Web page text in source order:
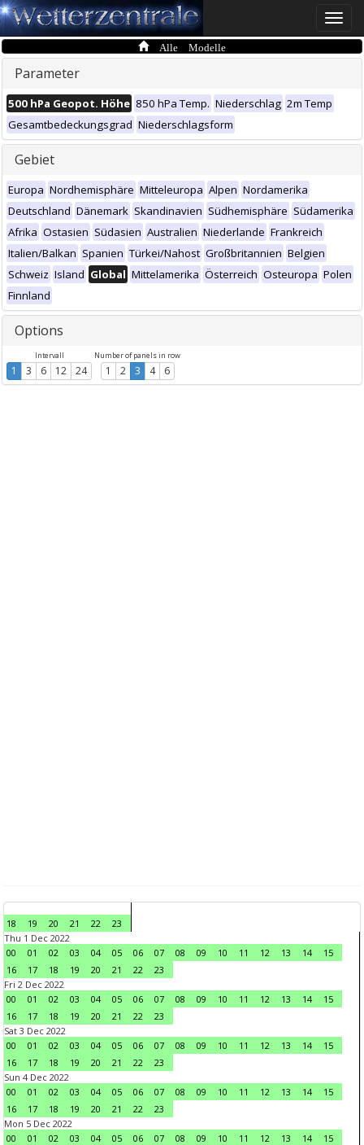
Toggle
Alle Modelle
Parameter
500 hPa Geopot. Höhe 850 hPa Temp. Niederschlag 2m Temp
Gesamtbedeckungsgrad Niederschlagsform
Gebiet
Europa Nordhemisphäre Mitteleuropa Alpen Nordamerika
Deutschland Dänemark Skandinavien Südhemisphäre Südamerika
Afrika Ostasien Südasien Australien Niederlande Frankreich
Italien/Balkan Spanien Türkei/Nahost Großbritannien Belgien
Schweiz Island Global Mittelamerika Österreich Osteuropa Polen
Finnland
Options
Intervall
1 3 6 12 24
Number of panels in row
1 2 3 4 6
18 19 20 21 22
23
Thu 1 Dec 2022
00
01 02 03 04 05 06 07 08 09 10 11 12 13 14
15
16
17 18 19 20 21 22
23
Fri 2 Dec 2022
00
01 02 03 04 05 06 07 08 09 10 11 12 13 14
15
16
17 18 19 20 21 22
23
Sat 3 Dec 2022
00
01 02 03 04 05 06 07 08 09 10 11 12 13 14
15
16
17 18 19 20 21 22
23
Sun 4 Dec 2022
00
01 02 03 04 05 06 07 08 09 10 11 12 13 14
15
16
17 18 19 20 21 22
23
Mon 5 Dec 2022
00
01 02 03 04 05 06 07 08 09 10 11 12 13 14
15